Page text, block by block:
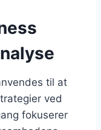
til at
ved
fokuserer